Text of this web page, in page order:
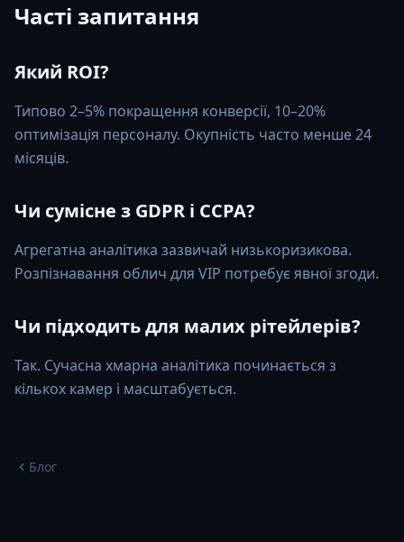
Часті запитання
Який ROI?
Типово 2–5% покращення конверсії, 10–20%
оптимізація персоналу. Окупність часто менше 24
місяців.
Чи сумісне з GDPR і CCPA?
Агрегатна аналітика зазвичай низькоризикова.
Розпізнавання облич для VIP потребує явної згоди.
Чи підходить для малих рітейлерів?
Так. Сучасна хмарна аналітика починається з
кількох камер і масштабується.
Блог